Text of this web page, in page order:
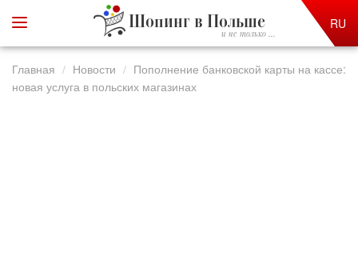
Шопинг в Польше
и не только ...
RU
Главная Новости
Пополнение банковской карты на кассе:
новая услуга в польских магазинах